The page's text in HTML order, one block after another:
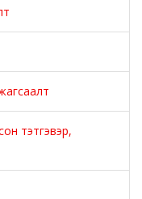
тэтгэвэр,